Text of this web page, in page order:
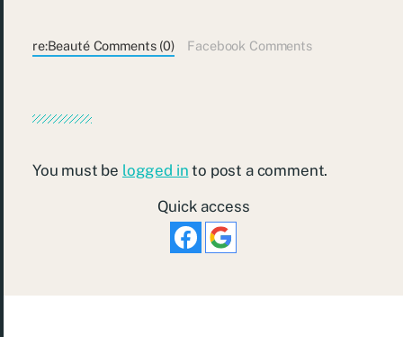
re:Beauté Comments (0) Facebook Comments
You must be logged in to post a comment.
Quick access